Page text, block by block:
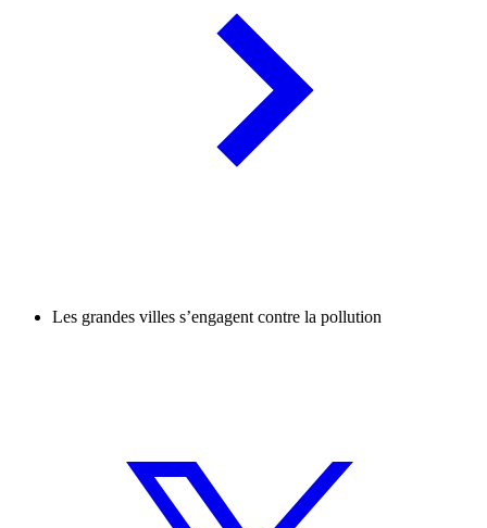
Les grandes villes s’engagent contre la pollution